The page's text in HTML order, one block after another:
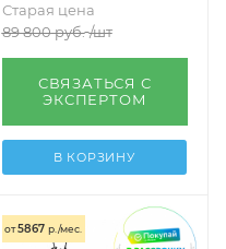
Старая цена
89 800руб. /шт
СВЯЗАТЬСЯ С
ЭКСПЕРТОМ
В КОРЗИНУ
от5867 р./мес.